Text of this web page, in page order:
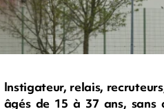
Instigateur, relais,
âgés de 15 à 37 ans, sans